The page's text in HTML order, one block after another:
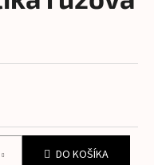
DO KOŠÍKA